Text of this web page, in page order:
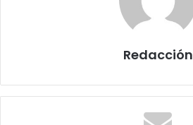
Redacción